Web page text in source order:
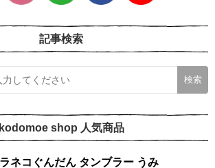
記事検索
kodomoe shop 人気商品
ノラネコぐんだん タンブラー うみ